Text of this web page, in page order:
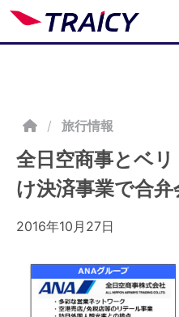
/ 旅行情報
全日空商事とベ
け決済事業で合弁
2016年10月27日